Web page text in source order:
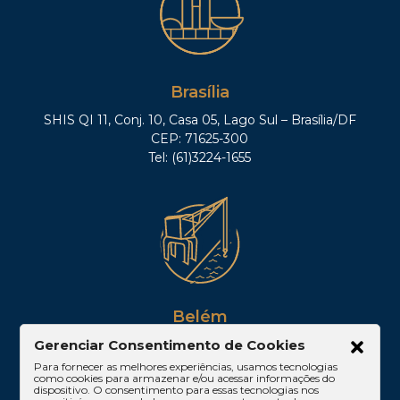
Brasília
SHIS QI 11, Conj. 10, Casa 05, Lago Sul – Brasília/DF
CEP: 71625-300
Tel: (61)3224-1655
Belém
Av. Visconde de Souza Franco, 05, Sala 2102 –
Edifício Quadra Corporate, Umarizal – Belém/PA
CEP: 66053-000
Gerenciar Consentimento de Cookies
Para fornecer as melhores experiências, usamos tecnologias
como cookies para armazenar e/ou acessar informações do
dispositivo. O consentimento para essas tecnologias nos